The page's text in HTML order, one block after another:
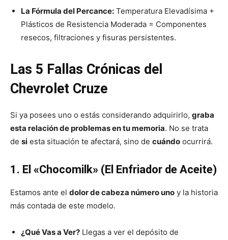
La Fórmula del Percance: Temperatura Elevadísima +
Plásticos de Resistencia Moderada = Componentes
resecos, filtraciones y fisuras persistentes.
Las 5 Fallas Crónicas del
Chevrolet Cruze
Si ya posees uno o estás considerando adquirirlo, graba
esta relación de problemas en tu memoria. No se trata
de si esta situación te afectará, sino de cuándo ocurrirá.
1. El «Chocomilk» (El Enfriador de Aceite)
Estamos ante el dolor de cabeza número uno y la historia
más contada de este modelo.
¿Qué Vas a Ver? Llegas a ver el depósito de